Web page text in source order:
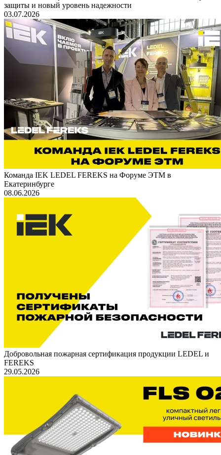
защиты и новый уровень надежности
03.07.2026
Команда IEK LEDEL FEREKS на Форуме ЭТМ в
Екатеринбурге
08.06.2026
Добровольная пожарная сертификация продукции LEDEL и
FEREKS
29.05.2026